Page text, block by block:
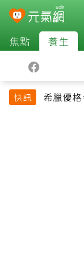
焦點 養生
快訊
希臘優